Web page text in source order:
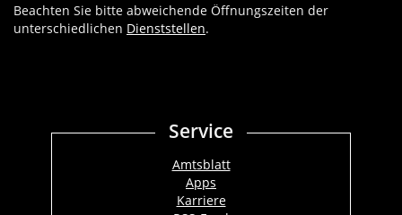
Beachten Sie bitte abweichende Öffnungszeiten der
unterschiedlichen Dienststellen.
Service
Amtsblatt
Apps
Karriere